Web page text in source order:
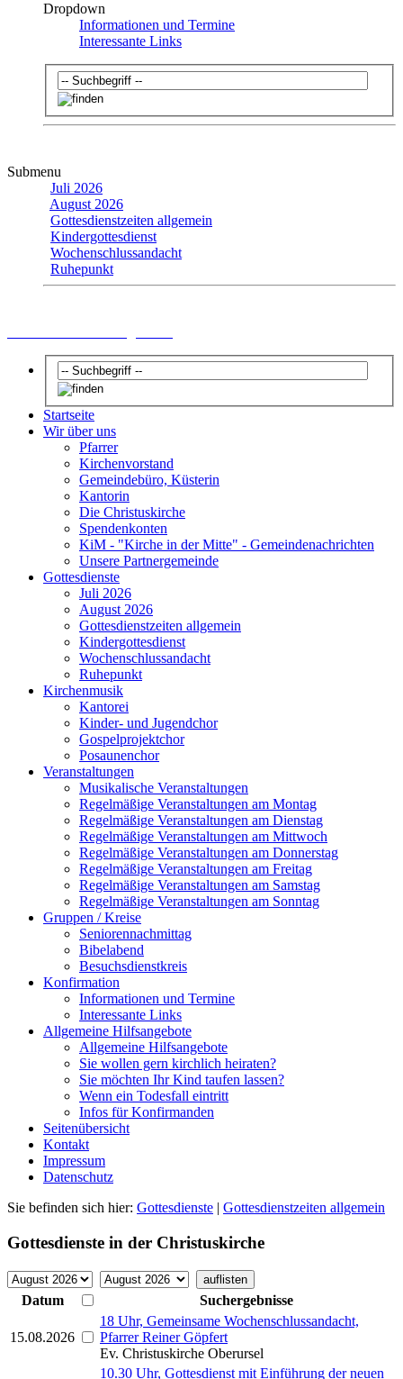
Dropdown
Informationen und Termine
Interessante Links
Submenu
Juli 2026
August 2026
Gottesdienstzeiten allgemein
Kindergottesdienst
Wochenschlussandacht
Ruhepunkt
Startseite
Wir über uns
Pfarrer
Kirchenvorstand
Gemeindebüro, Küsterin
Kantorin
Die Christuskirche
Spendenkonten
KiM - "Kirche in der Mitte" - Gemeindenachrichten
Unsere Partnergemeinde
Gottesdienste
Juli 2026
August 2026
Gottesdienstzeiten allgemein
Kindergottesdienst
Wochenschlussandacht
Ruhepunkt
Kirchenmusik
Kantorei
Kinder- und Jugendchor
Gospelprojektchor
Posaunenchor
Veranstaltungen
Musikalische Veranstaltungen
Regelmäßige Veranstaltungen am Montag
Regelmäßige Veranstaltungen am Dienstag
Regelmäßige Veranstaltungen am Mittwoch
Regelmäßige Veranstaltungen am Donnerstag
Regelmäßige Veranstaltungen am Freitag
Regelmäßige Veranstaltungen am Samstag
Regelmäßige Veranstaltungen am Sonntag
Gruppen / Kreise
Seniorennachmittag
Bibelabend
Besuchsdienstkreis
Konfirmation
Informationen und Termine
Interessante Links
Allgemeine Hilfsangebote
Allgemeine Hilfsangebote
Sie wollen gern kirchlich heiraten?
Sie möchten Ihr Kind taufen lassen?
Wenn ein Todesfall eintritt
Infos für Konfirmanden
Seitenübersicht
Kontakt
Impressum
Datenschutz
Sie befinden sich hier: Gottesdienste | Gottesdienstzeiten allgemein
Gottesdienste in der Christuskirche
Datum Suchergebnisse
15.08.2026
18 Uhr, Gemeinsame Wochenschlussandacht,
Pfarrer Reiner Göpfert
Ev. Christuskirche Oberursel
10.30 Uhr, Gottesdienst mit Einführung der neuen